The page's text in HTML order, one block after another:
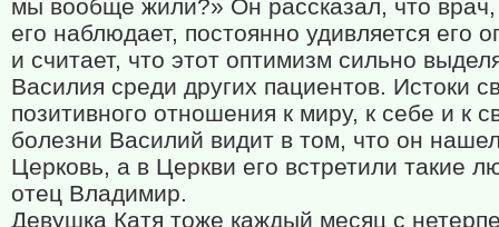
мы вообще жили?» Он рассказал, что врач,
его наблюдает, постоянно удивляется его
и считает, что этот оптимизм сильно
Василия среди других пациентов. Истоки
позитивного отношения к миру, к себе и к
болезни Василий видит в том, что он
Церковь, а в Церкви его встретили такие
отец Владимир.
Девушка Катя тоже каждый месяц с